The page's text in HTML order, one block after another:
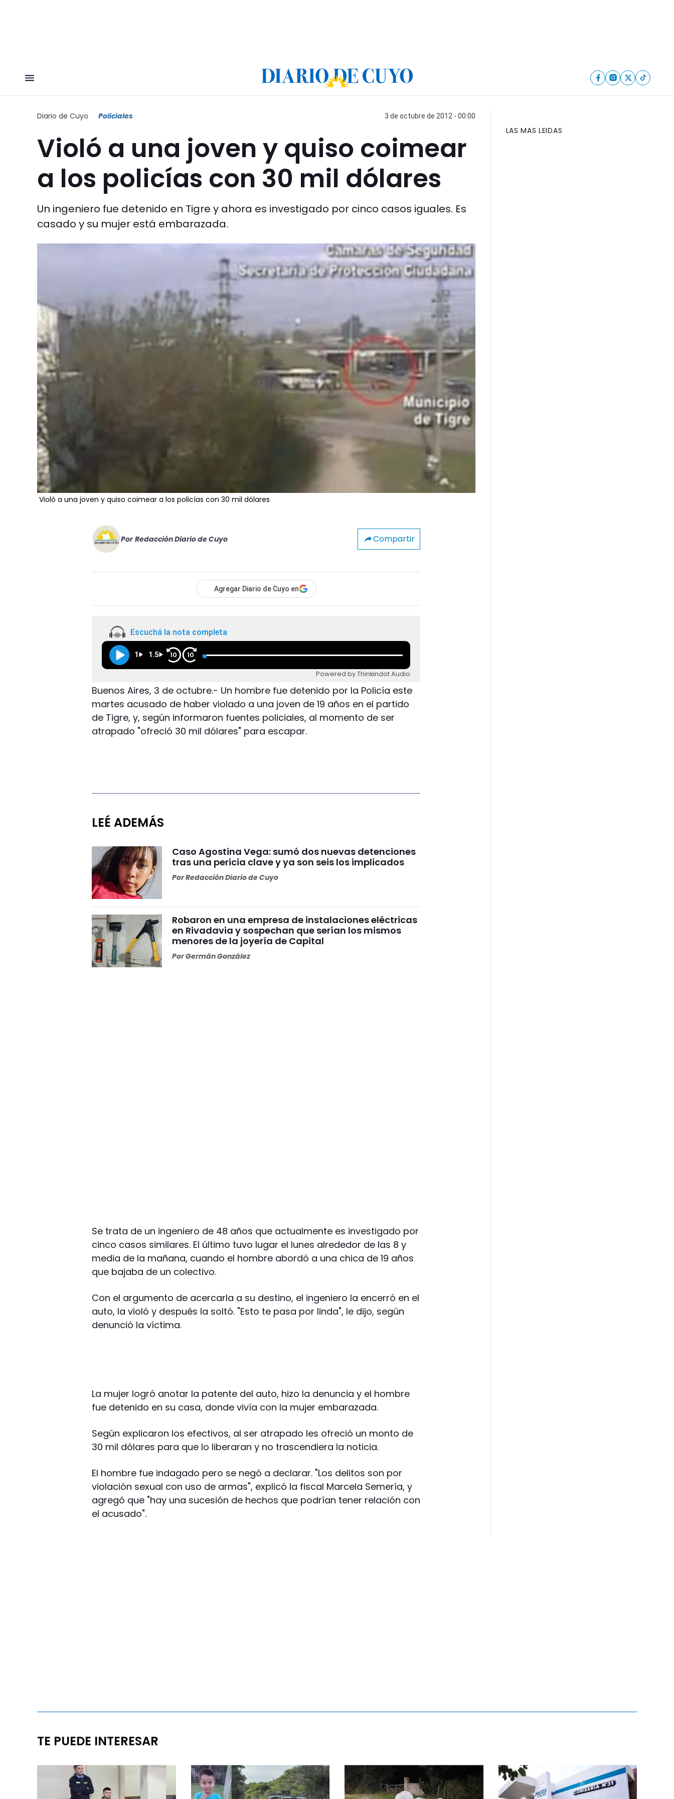
Diario de Cuyo Policiales 3 de octubre de 2012 - 00:00
Violó a una joven y quiso coimear
a los policías con 30 mil dólares
Un ingeniero fue detenido en Tigre y ahora es investigado por cinco casos iguales. Es
casado y su mujer está embarazada.
Violó a una joven y quiso coimear a los policías con 30 mil dólares
Por Redacción Diario de Cuyo Compartir
Agregar Diario de Cuyo en
Escuchá la nota completa
1 1.5 10 10
Powered by Thinkindot Audio
Buenos Aires, 3 de octubre.- Un hombre fue detenido por la Policía este
martes acusado de haber violado a una joven de 19 años en el partido
de Tigre, y, según informaron fuentes policiales, al momento de ser
atrapado "ofreció 30 mil dólares" para escapar.
LEÉ ADEMÁS
Caso Agostina Vega: sumó dos nuevas detenciones
tras una pericia clave y ya son seis los implicados
PorRedacción Diario de Cuyo
Robaron en una empresa de instalaciones eléctricas
en Rivadavia y sospechan que serían los mismos
menores de la joyería de Capital
PorGermán González
Se trata de un ingeniero de 48 años que actualmente es investigado por
cinco casos similares. El último tuvo lugar el lunes alrededor de las 8 y
media de la mañana, cuando el hombre abordó a una chica de 19 años
que bajaba de un colectivo.
Con el argumento de acercarla a su destino, el ingeniero la encerró en el
auto, la violó y después la soltó. "Esto te pasa por linda", le dijo, según
denunció la víctima.
La mujer logró anotar la patente del auto, hizo la denuncia y el hombre
fue detenido en su casa, donde vivía con la mujer embarazada.
Según explicaron los efectivos, al ser atrapado les ofreció un monto de
30 mil dólares para que lo liberaran y no trascendiera la noticia.
El hombre fue indagado pero se negó a declarar. "Los delitos son por
violación sexual con uso de armas", explicó la fiscal Marcela Semería, y
agregó que "hay una sucesión de hechos que podrían tener relación con
el acusado".
LAS MAS LEIDAS
TE PUEDE INTERESAR